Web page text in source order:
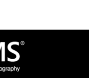
항에 동의한 것으
개별서비스에 관한
다)와 함께 적용합
비스 제공에 따른